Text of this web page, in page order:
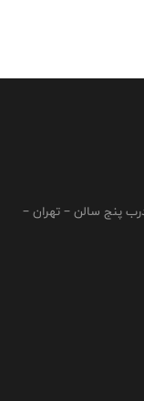
پنج سالن – تهران –